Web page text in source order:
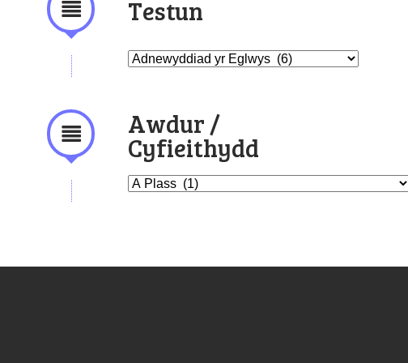
Testun
Awdur /
Cyfieithydd